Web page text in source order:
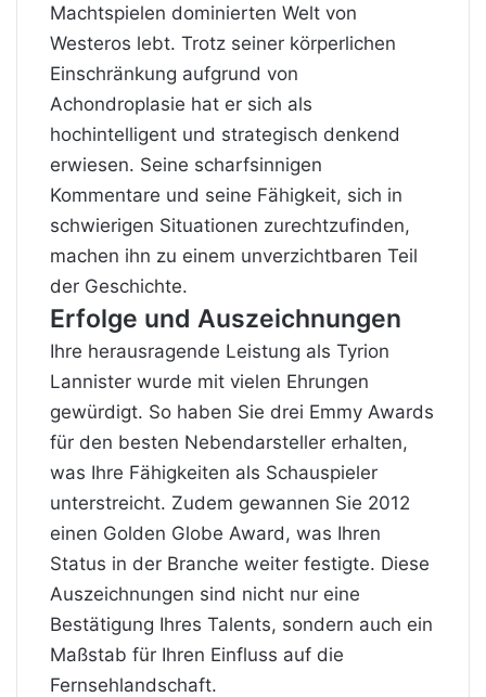
Machtspielen dominierten Welt von
Westeros lebt. Trotz seiner körperlichen
Einschränkung aufgrund von
Achondroplasie hat er sich als
hochintelligent und strategisch denkend
erwiesen. Seine scharfsinnigen
Kommentare und seine Fähigkeit, sich in
schwierigen Situationen zurechtzufinden,
machen ihn zu einem unverzichtbaren Teil
der Geschichte.
Erfolge und Auszeichnungen
Ihre herausragende Leistung als Tyrion
Lannister wurde mit vielen Ehrungen
gewürdigt. So haben Sie drei Emmy Awards
für den besten Nebendarsteller erhalten,
was Ihre Fähigkeiten als Schauspieler
unterstreicht. Zudem gewannen Sie 2012
einen Golden Globe Award, was Ihren
Status in der Branche weiter festigte. Diese
Auszeichnungen sind nicht nur eine
Bestätigung Ihres Talents, sondern auch ein
Maßstab für Ihren Einfluss auf die
Fernsehlandschaft.